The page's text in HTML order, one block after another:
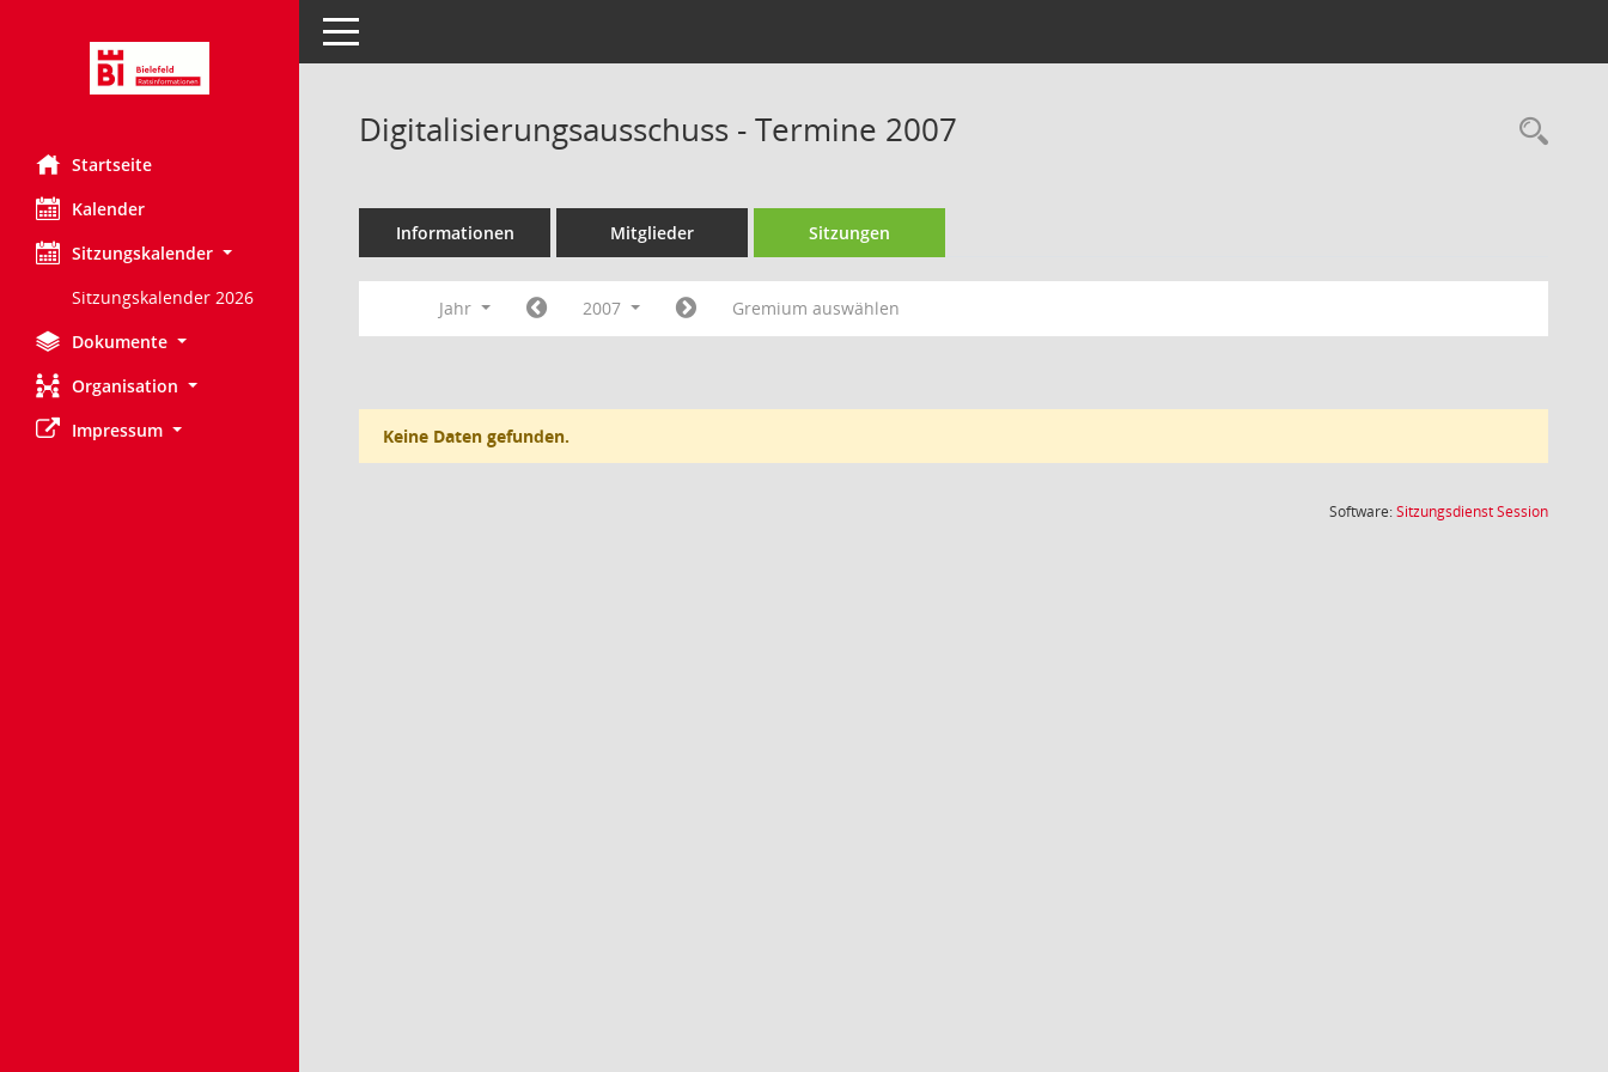
Startseite
Kalender
Sitzungskalender
Sitzungskalender 2026
Dokumente
Organisation
Impressum
Toggle navigation
Digitalisierungsausschuss - Termine 2007
Informationen Mitglieder Sitzungen
Jahr 2007 Gremium auswählen
Keine Daten gefunden.
Software:SitzungsdienstSession(Wird in